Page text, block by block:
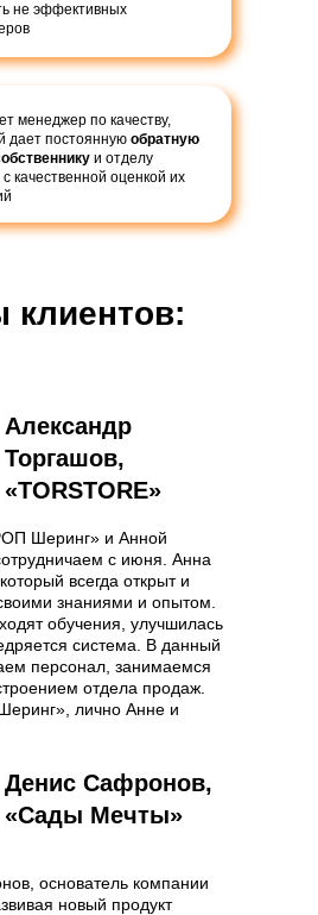
менеджер по качеству,
дает постоянную обратную
и отделу
качественной оценкой их
не эффективных
Александр
Торгашов,
«TORSTORE»
Денис Сафронов,
«Сады Мечты»
Шеринг» и Анной
с июня. Анна
всегда открыт и
знаниями и опытом.
обучения, улучшилась
система. В данный
персонал, занимаемся
отдела продаж.
лично Анне и
основатель компании
новый продукт